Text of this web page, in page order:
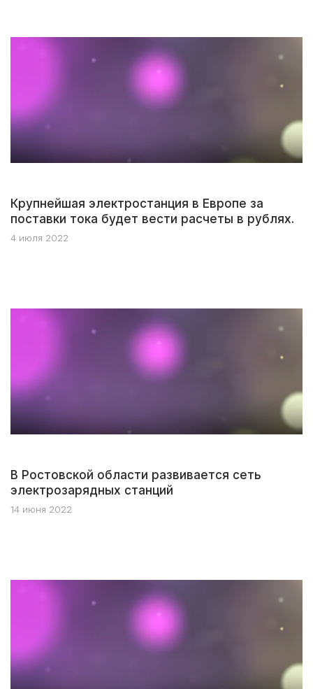
Крупнейшая электростанция в Европе за
поставки тока будет вести расчеты в рублях.
4 июля 2022
В Ростовской области развивается сеть
электрозарядных станций
14 июня 2022